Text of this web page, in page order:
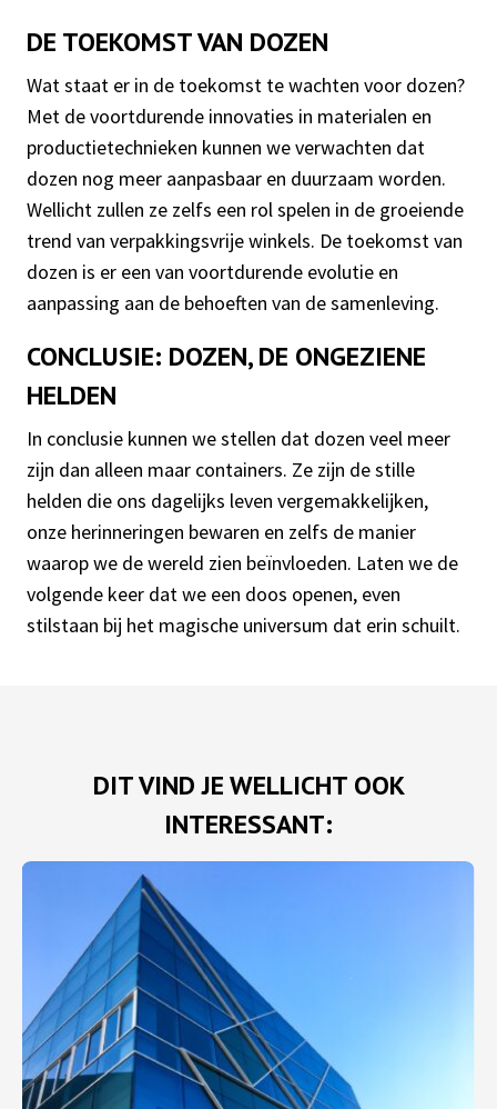
DE TOEKOMST VAN DOZEN
Wat staat er in de toekomst te wachten voor dozen?
Met de voortdurende innovaties in materialen en
productietechnieken kunnen we verwachten dat
dozen nog meer aanpasbaar en duurzaam worden.
Wellicht zullen ze zelfs een rol spelen in de groeiende
trend van verpakkingsvrije winkels. De toekomst van
dozen is er een van voortdurende evolutie en
aanpassing aan de behoeften van de samenleving.
CONCLUSIE: DOZEN, DE ONGEZIENE
HELDEN
In conclusie kunnen we stellen dat dozen veel meer
zijn dan alleen maar containers. Ze zijn de stille
helden die ons dagelijks leven vergemakkelijken,
onze herinneringen bewaren en zelfs de manier
waarop we de wereld zien beïnvloeden. Laten we de
volgende keer dat we een doos openen, even
stilstaan bij het magische universum dat erin schuilt.
DIT VIND JE WELLICHT OOK
INTERESSANT: